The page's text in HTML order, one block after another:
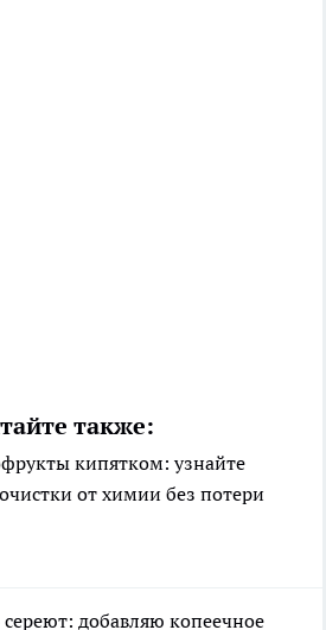
также:
кипятком: узнайте
от химии без потери
добавляю копеечное